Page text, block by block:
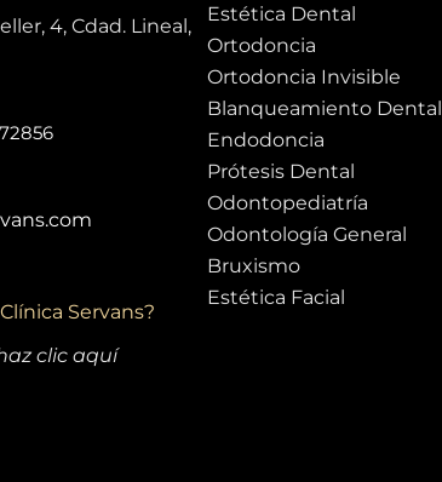
4, Cdad. Lineal,
Servans?
clic aquí
Estética Dental
Ortodoncia
Ortodoncia Invisible
Blanqueamiento Dental
Endodoncia
Prótesis Dental
Odontopediatría
Odontología General
Bruxismo
Estética Facial